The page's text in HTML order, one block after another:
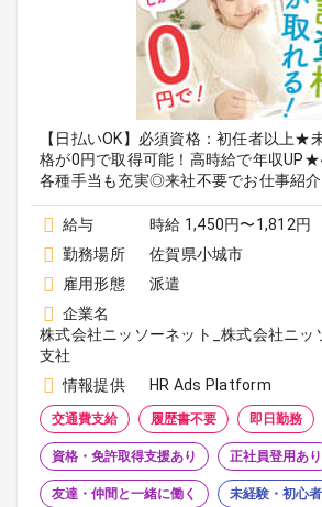
【日払いOK】必須資格：初任者以上★
格が0円で取得可能！高時給で年収
各種手当も充実◎来社不要でお仕事紹
給与
時給 1,450円〜1,812円
勤務場所
佐賀県小城市
雇用形態
派遣
企業名
株式会社ニッソーネット_株式会社ニッ
支社
情報提供
HR Ads Platform
交通費支給 履歴書不要 即日勤務
資格・免許取得支援あり 正社員登用あり
友達・仲間と一緒に働く 未経験・初心